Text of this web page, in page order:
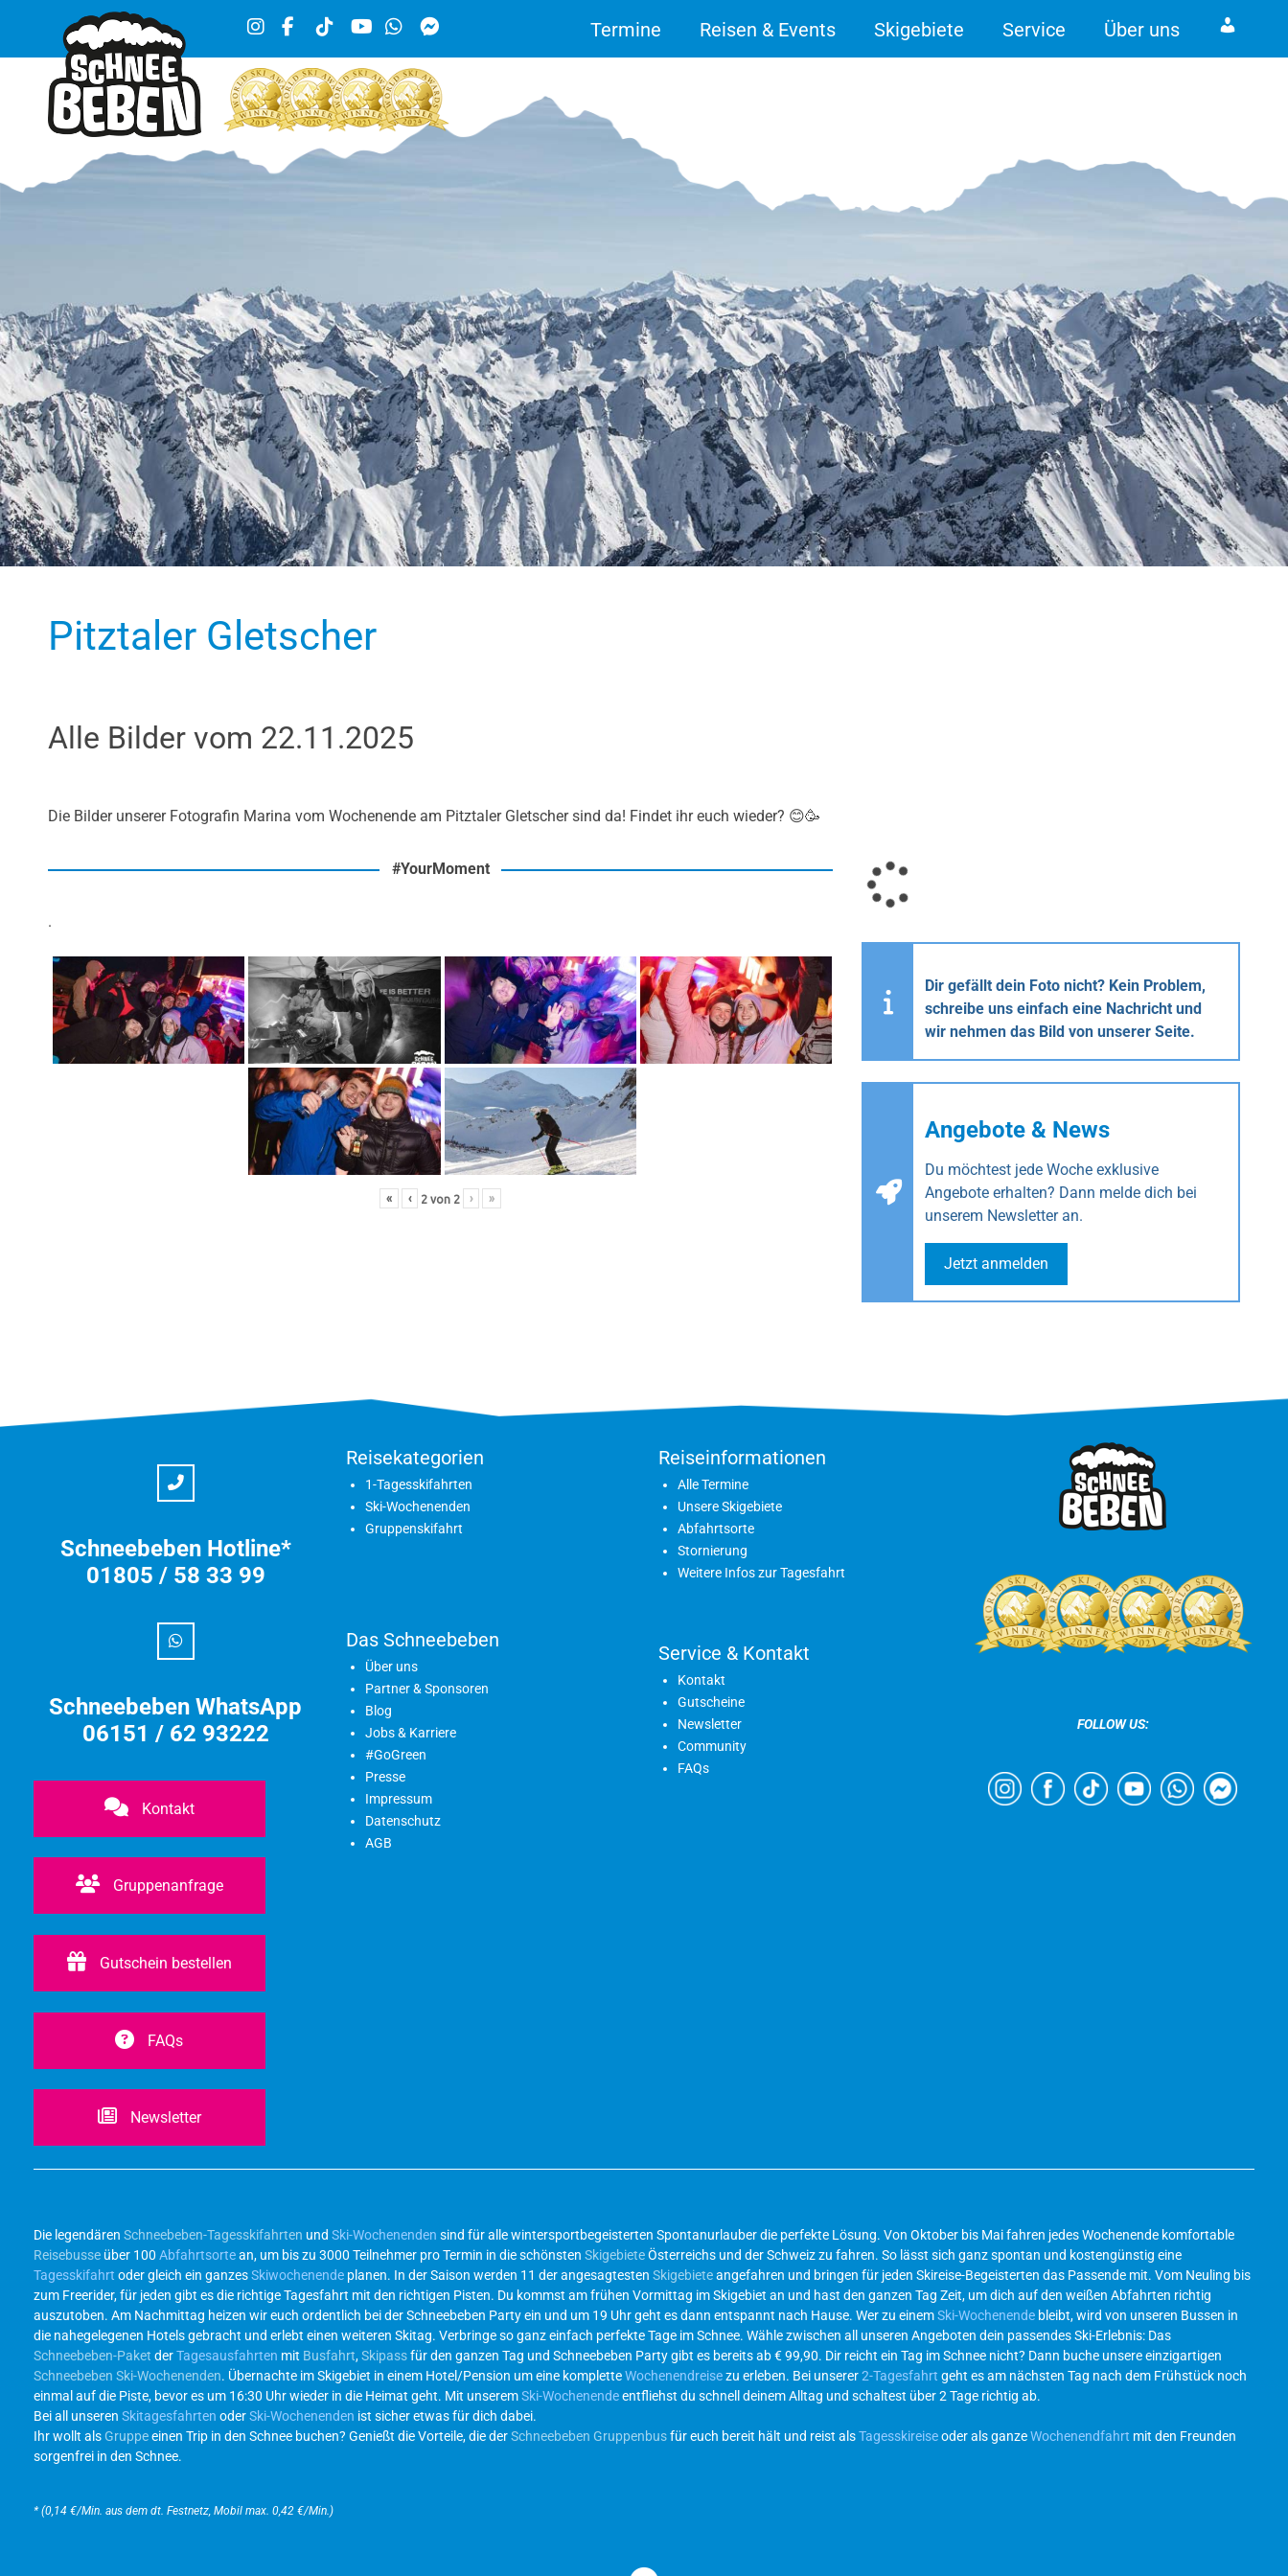
Termine Reisen & Events Skigebiete Service Über uns
Pitztaler Gletscher
Alle Bilder vom 22.11.2025
Die Bilder unserer Fotografin Marina vom Wochenende am Pitztaler Gletscher sind da! Findet ihr euch wieder? 😊🥳
#YourMoment
.
« ‹ 2 von 2 › »
Dir gefällt dein Foto nicht? Kein Problem,
schreibe uns einfach eine Nachricht und
wir nehmen das Bild von unserer Seite.
Angebote & News
Du möchtest jede Woche exklusive
Angebote erhalten? Dann melde dich bei
unserem Newsletter an.
Jetzt anmelden
Schneebeben Hotline*
01805 / 58 33 99
Schneebeben WhatsApp
06151 / 62 93222
Kontakt
Gruppenanfrage
Gutschein bestellen
FAQs
Newsletter
Reisekategorien
1-Tagesskifahrten
Ski-Wochenenden
Gruppenskifahrt
Das Schneebeben
Über uns
Partner & Sponsoren
Blog
Jobs & Karriere
#GoGreen
Presse
Impressum
Datenschutz
AGB
Reiseinformationen
Alle Termine
Unsere Skigebiete
Abfahrtsorte
Stornierung
Weitere Infos zur Tagesfahrt
Service & Kontakt
Kontakt
Gutscheine
Newsletter
Community
FAQs
FOLLOW US:
Die legendären Schneebeben-Tagesskifahrten und Ski-Wochenenden sind für alle wintersportbegeisterten Spontanurlauber die perfekte Lösung. Von Oktober bis Mai fahren jedes Wochenende komfortable
Reisebusse über 100 Abfahrtsortean, um bis zu 3000 Teilnehmer pro Termin in die schönsten SkigebieteÖsterreichs und der Schweiz zu fahren. So lässt sich ganz spontan und kostengünstig eine
Tagesskifahrt oder gleich ein ganzesSkiwochenende planen. In der Saison werden 11 der angesagtesten Skigebieteangefahren und bringen für jeden Skireise-Begeisterten das Passende mit. Vom Neuling bis
zum Freerider, für jeden gibt es die richtige Tagesfahrt mit den richtigen Pisten. Du kommst am frühen Vormittag im Skigebiet an und hast den ganzen Tag Zeit, um dich auf den weißen Abfahrten richtig
auszutoben. Am Nachmittag heizen wir euch ordentlich bei der Schneebeben Party ein und um 19 Uhr geht es dann entspannt nach Hause. Wer zu einemSki-Wochenende bleibt, wird von unseren Bussen in
die nahegelegenen Hotels gebracht und erlebt einen weiteren Skitag. Verbringe so ganz einfach perfekte Tage im Schnee. Wähle zwischen all unseren Angeboten dein passendes Ski-Erlebnis: Das
Schneebeben-Paket derTagesausfahrten mit Busfahrt,Skipassfür den ganzen Tag und Schneebeben Party gibt es bereits ab € 99,90. Dir reicht ein Tag im Schnee nicht? Dann buche unsere einzigartigen
Schneebeben Ski-Wochenenden. Übernachte im Skigebiet in einem Hotel/Pension um eine kompletteWochenendreisezu erleben. Bei unserer2-Tagesfahrt geht es am nächsten Tag nach dem Frühstück noch
einmal auf die Piste, bevor es um 16:30 Uhr wieder in die Heimat geht. Mit unseremSki-Wochenendeentfliehst du schnell deinem Alltag und schaltest über 2 Tage richtig ab.
Bei all unseren Skitagesfahrten oderSki-Wochenenden ist sicher etwas für dich dabei.
Ihr wollt alsGruppeeinen Trip in den Schnee buchen? Genießt die Vorteile, die derSchneebeben Gruppenbusfür euch bereit hält und reist alsTagesskireiseoder als ganzeWochenendfahrt mit den Freunden
sorgenfrei in den Schnee.
* (0,14 €/Min. aus dem dt. Festnetz, Mobil max. 0,42 €/Min.)